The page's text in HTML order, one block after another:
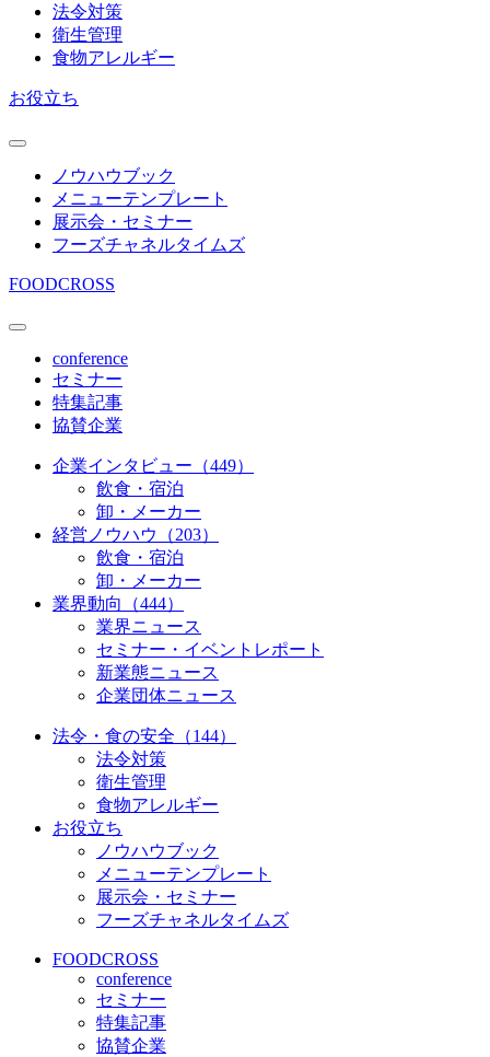
法令対策
衛生管理
食物アレルギー
お役立ち
ノウハウブック
メニューテンプレート
展示会・セミナー
フーズチャネルタイムズ
FOODCROSS
conference
セミナー
特集記事
協賛企業
企業インタビュー（449）
飲食・宿泊
卸・メーカー
経営ノウハウ（203）
飲食・宿泊
卸・メーカー
業界動向（444）
業界ニュース
セミナー・イベントレポート
新業態ニュース
企業団体ニュース
法令・食の安全（144）
法令対策
衛生管理
食物アレルギー
お役立ち
ノウハウブック
メニューテンプレート
展示会・セミナー
フーズチャネルタイムズ
FOODCROSS
conference
セミナー
特集記事
協賛企業